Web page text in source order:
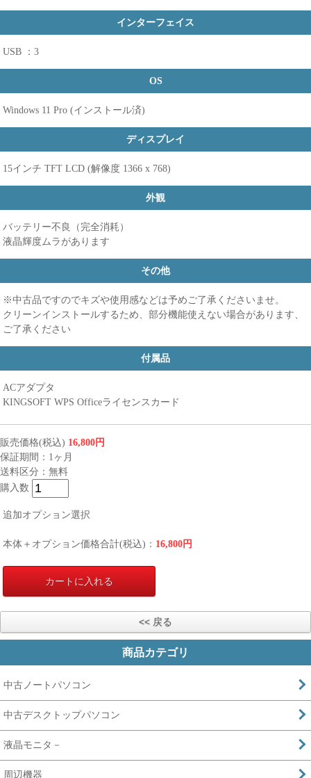
インターフェイス
USB ：3
OS
Windows 11 Pro (インストール済)
ディスプレイ
15インチ TFT LCD (解像度 1366 x 768)
外観
バッテリー不良（完全消耗）
液晶輝度ムラがあります
その他
※中古品ですのでキズや使用感などは予めご了承くださいませ。
クリーンインストールするため、部分機能使えない場合があります、
ご了承ください
付属品
ACアダプタ
KINGSOFT WPS Officeライセンスカード
販売価格(税込) 16,800円
保証期間：1ヶ月
送料区分：無料
購入数
追加オプション選択
本体＋オプション価格合計(税込)： 16,800 円
商品カテゴリ
中古ノートパソコン
中古デスクトップパソコン
液晶モニタ－
周辺機器